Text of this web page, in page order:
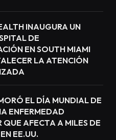
INAUGURA UN
DE
EN SOUTH MIAMI
LA ATENCIÓN
EL DÍA MUNDIAL DE
ENFERMEDAD
QUE AFECTA A MILES DE
EE.UU.